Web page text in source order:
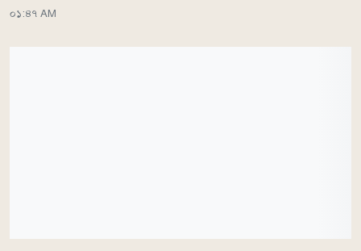
০১:৪৭ AM